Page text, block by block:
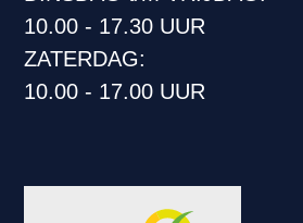
10.00 - 17.30 UUR
ZATERDAG:
10.00 - 17.00 UUR